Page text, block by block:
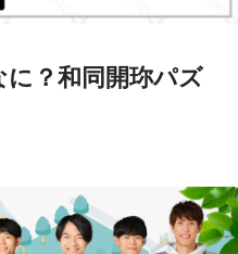
に？和同開珎パズ